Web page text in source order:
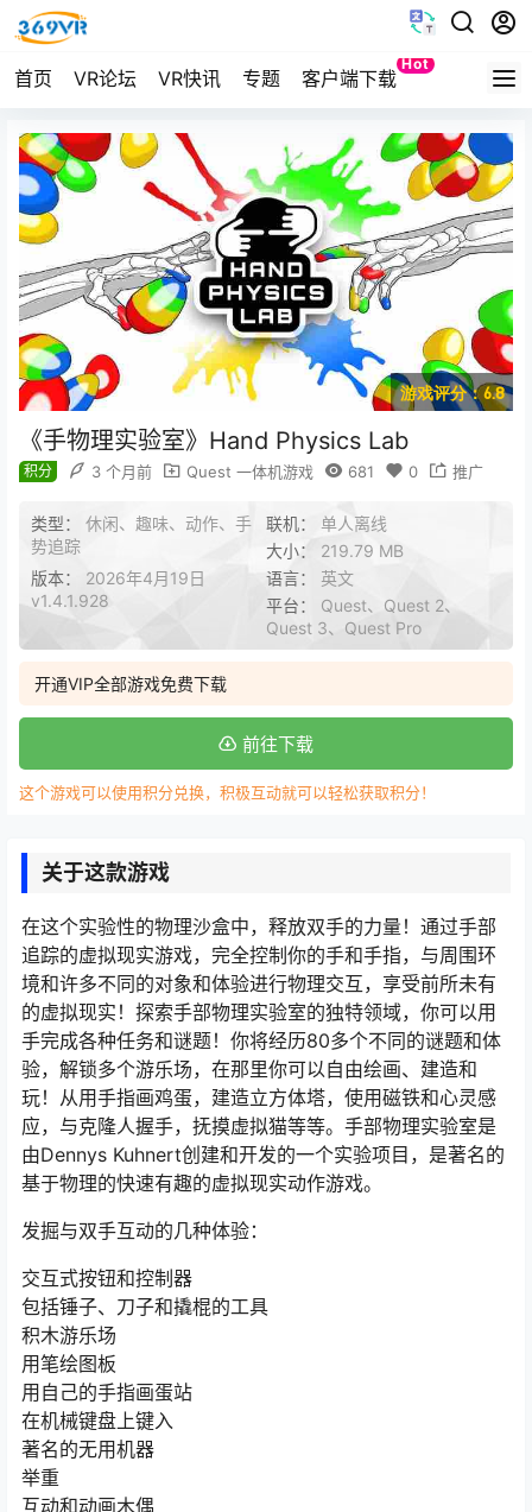
首页 VR论坛 VR快讯 专题 客户端下载
Hot
Quest
游戏评分：6.8
《手物理实验室》Hand Physics Lab
积分 3 个月前 Quest 一体机游戏 681 0 推广
类型： 休闲、趣味、动作、手
势追踪
联机： 单人离线
大小： 219.79 MB
版本： 2026年4月19日
v1.4.1.928
语言： 英文
平台： Quest、Quest 2、
Quest 3、Quest Pro
开通VIP全部游戏免费下载
前往下载
这个游戏可以使用积分兑换，积极互动就可以轻松获取积分！
关于这款游戏
在这个实验性的物理沙盒中，释放双手的力量！通过手部
追踪的虚拟现实游戏，完全控制你的手和手指，与周围环
境和许多不同的对象和体验进行物理交互，享受前所未有
的虚拟现实！探索手部物理实验室的独特领域，你可以用
手完成各种任务和谜题！你将经历80多个不同的谜题和体
验，解锁多个游乐场，在那里你可以自由绘画、建造和
玩！从用手指画鸡蛋，建造立方体塔，使用磁铁和心灵感
应，与克隆人握手，抚摸虚拟猫等等。手部物理实验室是
由Dennys Kuhnert创建和开发的一个实验项目，是著名的
基于物理的快速有趣的虚拟现实动作游戏。
发掘与双手互动的几种体验：
交互式按钮和控制器
包括锤子、刀子和撬棍的工具
积木游乐场
用笔绘图板
用自己的手指画蛋站
在机械键盘上键入
著名的无用机器
举重
互动和动画木偶